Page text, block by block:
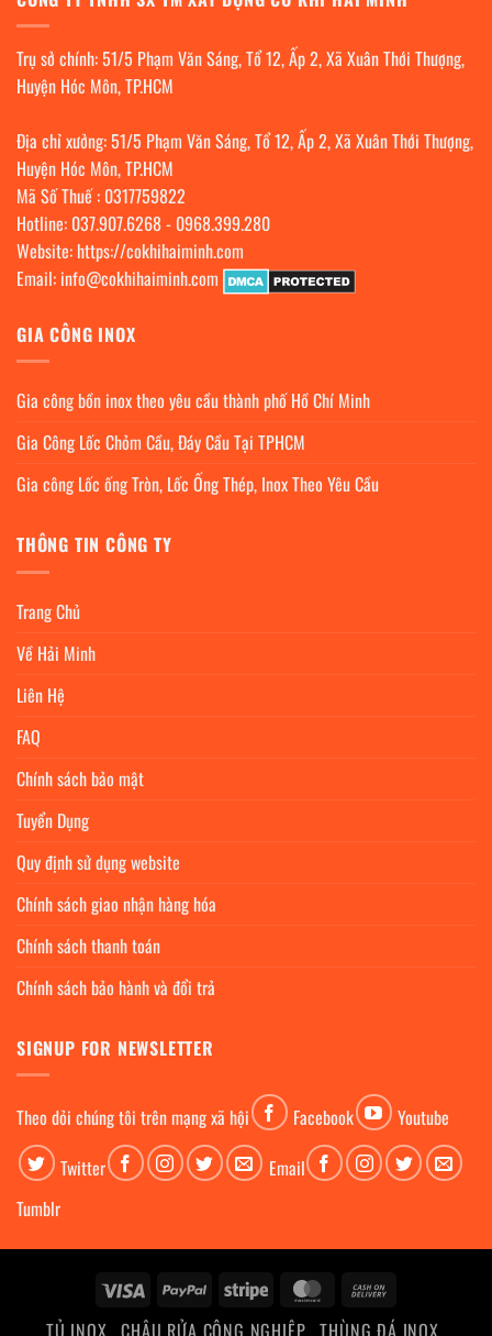
Trụ sở chính: 51/5 Phạm Văn Sáng, Tổ 12, Ấp 2, Xã Xuân Thới Thượng,
Huyện Hóc Môn, TP.HCM
Địa chỉ xưởng: 51/5 Phạm Văn Sáng, Tổ 12, Ấp 2, Xã Xuân Thới Thượng,
Huyện Hóc Môn, TP.HCM
Mã Số Thuế : 0317759822
Hotline: 037.907.6268- 0968.399.280
Website: https://cokhihaiminh.com
Email: info@cokhihaiminh.com
GIA CÔNG INOX
Gia công bồn inox theo yêu cầu thành phố Hồ Chí Minh
Gia Công Lốc Chỏm Cầu, Đáy Cầu Tại TPHCM
Gia công Lốc ống Tròn, Lốc Ống Thép, Inox Theo Yêu Cầu
THÔNG TIN CÔNG TY
Trang Chủ
Về Hải Minh
Liên Hệ
FAQ
Chính sách bảo mật
Tuyển Dụng
Quy định sử dụng website
Chính sách giao nhận hàng hóa
Chính sách thanh toán
Chính sách bảo hành và đổi trả
SIGNUP FOR NEWSLETTER
Theo dỏi chúng tôi trên mạng xã hội Facebook
Youtube
Twitter
Email
Tumblr
Visa PayPal Stripe MasterCard